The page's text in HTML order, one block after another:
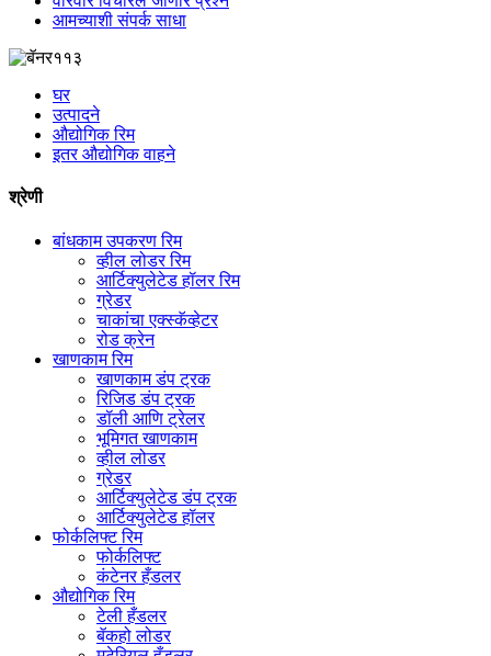
आमच्याशी संपर्क साधा
घर
उत्पादने
औद्योगिक रिम
इतर औद्योगिक वाहने
श्रेणी
बांधकाम उपकरण रिम
व्हील लोडर रिम
आर्टिक्युलेटेड हॉलर रिम
ग्रेडर
चाकांचा एक्स्कॅव्हेटर
रोड क्रेन
खाणकाम रिम
खाणकाम डंप ट्रक
रिजिड डंप ट्रक
डॉली आणि ट्रेलर
भूमिगत खाणकाम
व्हील लोडर
ग्रेडर
आर्टिक्युलेटेड डंप ट्रक
आर्टिक्युलेटेड हॉलर
फोर्कलिफ्ट रिम
फोर्कलिफ्ट
कंटेनर हँडलर
औद्योगिक रिम
टेली हँडलर
बॅकहो लोडर